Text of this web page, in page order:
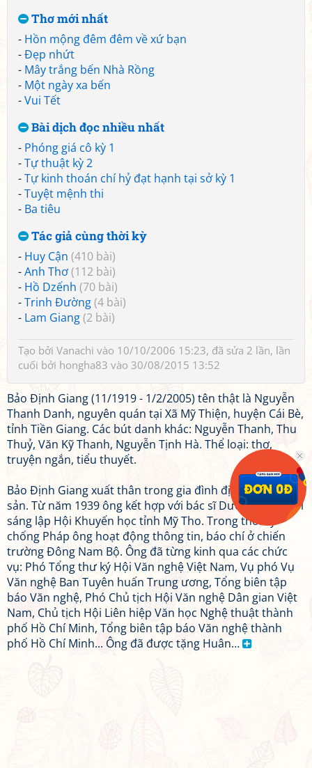
Thơ mới nhất
- Hồn mộng đêm đêm về xứ bạn
-Đẹp nhứt
- Mây trắng bến Nhà Rồng
- Một ngày xa bến
-Vui Tết
Bài dịch đọc nhiều nhất
- Phóng giá cô kỳ 1
-Tự thuật kỳ 2
-Tự kinh thoán chí hỷ đạt hạnh tại sở kỳ 1
-Tuyệt mệnh thi
- Ba tiêu
Tác giả cùng thời kỳ
- Huy Cận (410 bài)
-Anh Thơ(112 bài)
- Hồ Dzếnh (70 bài)
-Trinh Đường(4 bài)
- Lam Giang(2 bài)
Tạo bởi Vanachi vào 10/10/2006 15:23, đã sửa 2 lần, lần
cuối bởi hongha83 vào 30/08/2015 13:52
Bảo Định Giang (11/1919 - 1/2/2005) tên thật là Nguyễn
Thanh Danh, nguyên quán tại Xã Mỹ Thiện, huyện Cái Bè,
tỉnh Tiền Giang. Các bút danh khác: Nguyễn Thanh, Thu
Thuỷ, Văn Kỹ Thanh, Nguyễn Tịnh Hà. Thể loại: thơ,
truyện ngắn, tiểu thuyết.
Bảo Định Giang xuất thân trong gia đình địa chủ phá
sản. Từ năm 1939 ông kết hợp với bác sĩ Dương Tấn Tươi
sáng lập Hội Khuyến học tỉnh Mỹ Tho. Trong thời kỳ
chống Pháp ông hoạt động thông tin, báo chí ở chiến
trường Đông Nam Bộ. Ông đã từng kinh qua các chức
vụ: Phó Tổng thư ký Hội Văn nghệ Việt Nam, Vụ phó Vụ
Văn nghệ Ban Tuyên huấn Trung ương, Tổng biên tập
báo Văn nghệ, Phó Chủ tịch Hội Văn nghệ Dân gian Việt
Nam, Chủ tịch Hội Liên hiệp Văn học Nghệ thuật thành
phố Hồ Chí Minh, Tổng biên tập báo Văn nghệ thành
phố Hồ Chí Minh... Ông đã được tặng Huân…